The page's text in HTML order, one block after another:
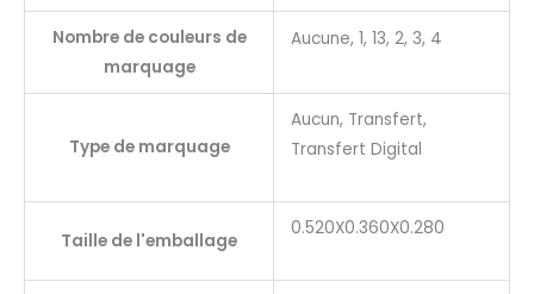
Nombre de couleurs de
marquage
Aucune, 1, 13, 2, 3, 4
Type de marquage
Aucun, Transfert,
Transfert Digital
Taille de l'emballage
0.520X0.360X0.280